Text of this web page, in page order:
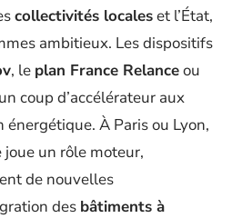
collectivités localeset l’État,
ambitieux. Les dispositifs
, le plan France Relanceou
coup d’accélérateur aux
À Paris ou Lyon,
un rôle moteur,
de nouvelles
des bâtiments à